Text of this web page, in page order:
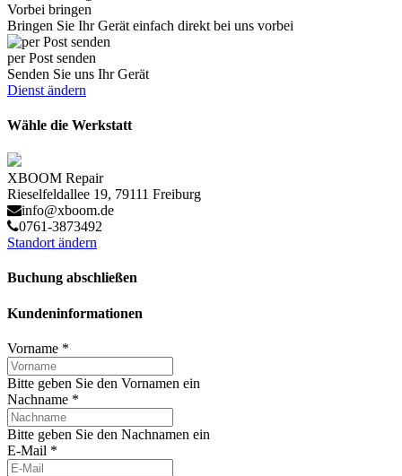
Vorbei bringen
Bringen Sie Ihr Gerät einfach direkt bei uns vorbei
per Post senden
Senden Sie uns Ihr Gerät
Dienst ändern
Wähle die Werkstatt
XBOOM Repair
Rieselfeldallee 19, 79111 Freiburg
info@xboom.de
0761-3873492
Standort ändern
Buchung abschließen
Kundeninformationen
Vorname *
Bitte geben Sie den Vornamen ein
Nachname *
Bitte geben Sie den Nachnamen ein
E-Mail *